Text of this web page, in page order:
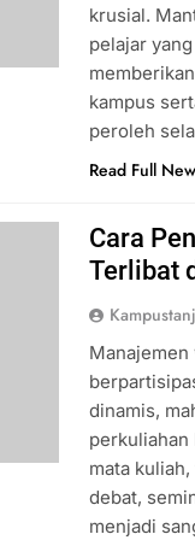
krusial.
pelajar
kampus
peroleh
Read Full
Cara
Terlibat
Manajemen
dinamis,
perkuliahan
mata
debat,
menjadi